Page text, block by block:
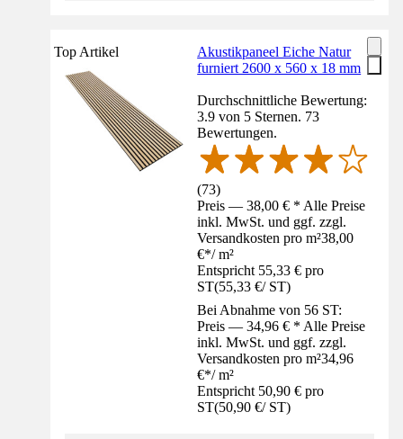
Top Artikel
Akustikpaneel Eiche Natur
furniert 2600 x 560 x 18 mm
Durchschnittliche Bewertung:
3.9 von 5 Sternen. 73
Bewertungen.
(73)
Preis — 38,00 € * Alle Preise
inkl. MwSt. und ggf. zzgl.
Versandkosten pro m²38,00
€*/ m²
Entspricht 55,33 € pro
ST(55,33 €/ ST)
Bei Abnahme von 56 ST:
Preis — 34,96 € * Alle Preise
inkl. MwSt. und ggf. zzgl.
Versandkosten pro m²34,96
€*/ m²
Entspricht 50,90 € pro
ST(50,90 €/ ST)